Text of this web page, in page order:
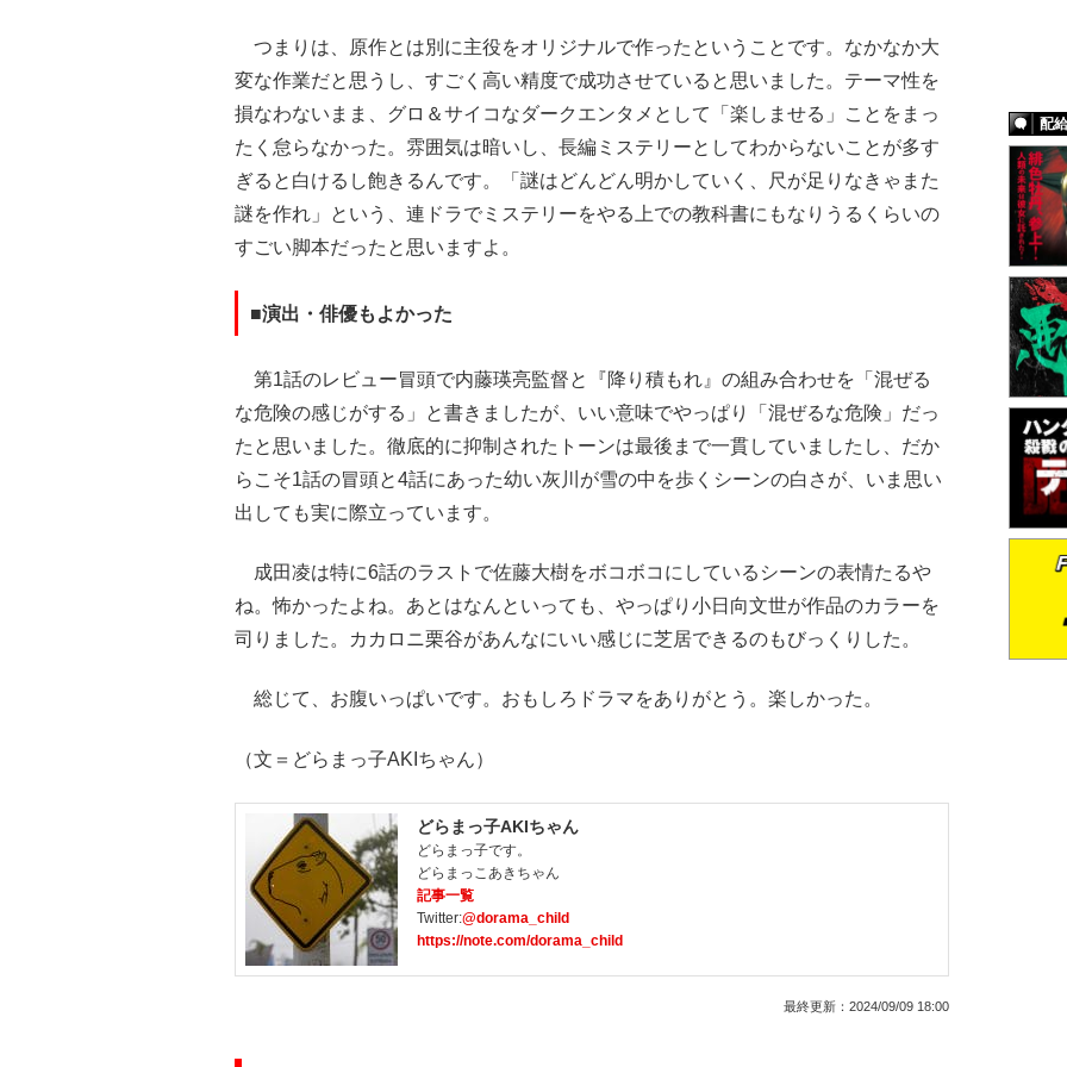
つまりは、原作とは別に主役をオリジナルで作ったということです。なかなか大
変な作業だと思うし、すごく高い精度で成功させていると思いました。テーマ性を
損なわないまま、グロ＆サイコなダークエンタメとして「楽しませる」ことをまっ
たく怠らなかった。雰囲気は暗いし、長編ミステリーとしてわからないことが多す
ぎると白けるし飽きるんです。「謎はどんどん明かしていく、尺が足りなきゃまた
謎を作れ」という、連ドラでミステリーをやる上での教科書にもなりうるくらいの
すごい脚本だったと思いますよ。
■演出・俳優もよかった
第1話のレビュー冒頭で内藤瑛亮監督と『降り積もれ』の組み合わせを「混ぜる
な危険の感じがする」と書きましたが、いい意味でやっぱり「混ぜるな危険」だっ
たと思いました。徹底的に抑制されたトーンは最後まで一貫していましたし、だか
らこそ1話の冒頭と4話にあった幼い灰川が雪の中を歩くシーンの白さが、いま思い
出しても実に際立っています。
成田凌は特に6話のラストで佐藤大樹をボコボコにしているシーンの表情たるや
ね。怖かったよね。あとはなんといっても、やっぱり小日向文世が作品のカラーを
司りました。カカロニ栗谷があんなにいい感じに芝居できるのもびっくりした。
総じて、お腹いっぱいです。おもしろドラマをありがとう。楽しかった。
（文＝どらまっ子AKIちゃん）
どらまっ子AKIちゃん
どらまっ子です。
どらまっこあきちゃん
記事一覧
Twitter:@dorama_child
https://note.com/dorama_child
最終更新： 2024/09/09 18:00
配